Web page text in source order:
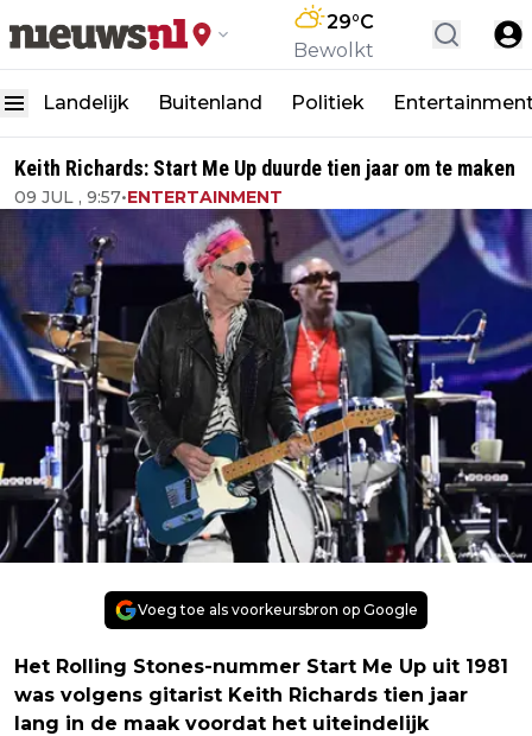
29°C
Bewolkt
Landelijk Buitenland Politiek
Keith Richards: Start Me Up duurde tien jaar om te maken
09 JUL , 9:57•ENTERTAINMENT
Voeg toe als voorkeursbron op Google
Het Rolling Stones-nummer Start Me Up uit 1981
was volgens gitarist Keith Richards tien jaar
lang in de maak voordat het uiteindelijk